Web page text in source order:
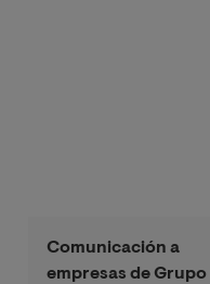
Comunicación a
empresas de Grupo